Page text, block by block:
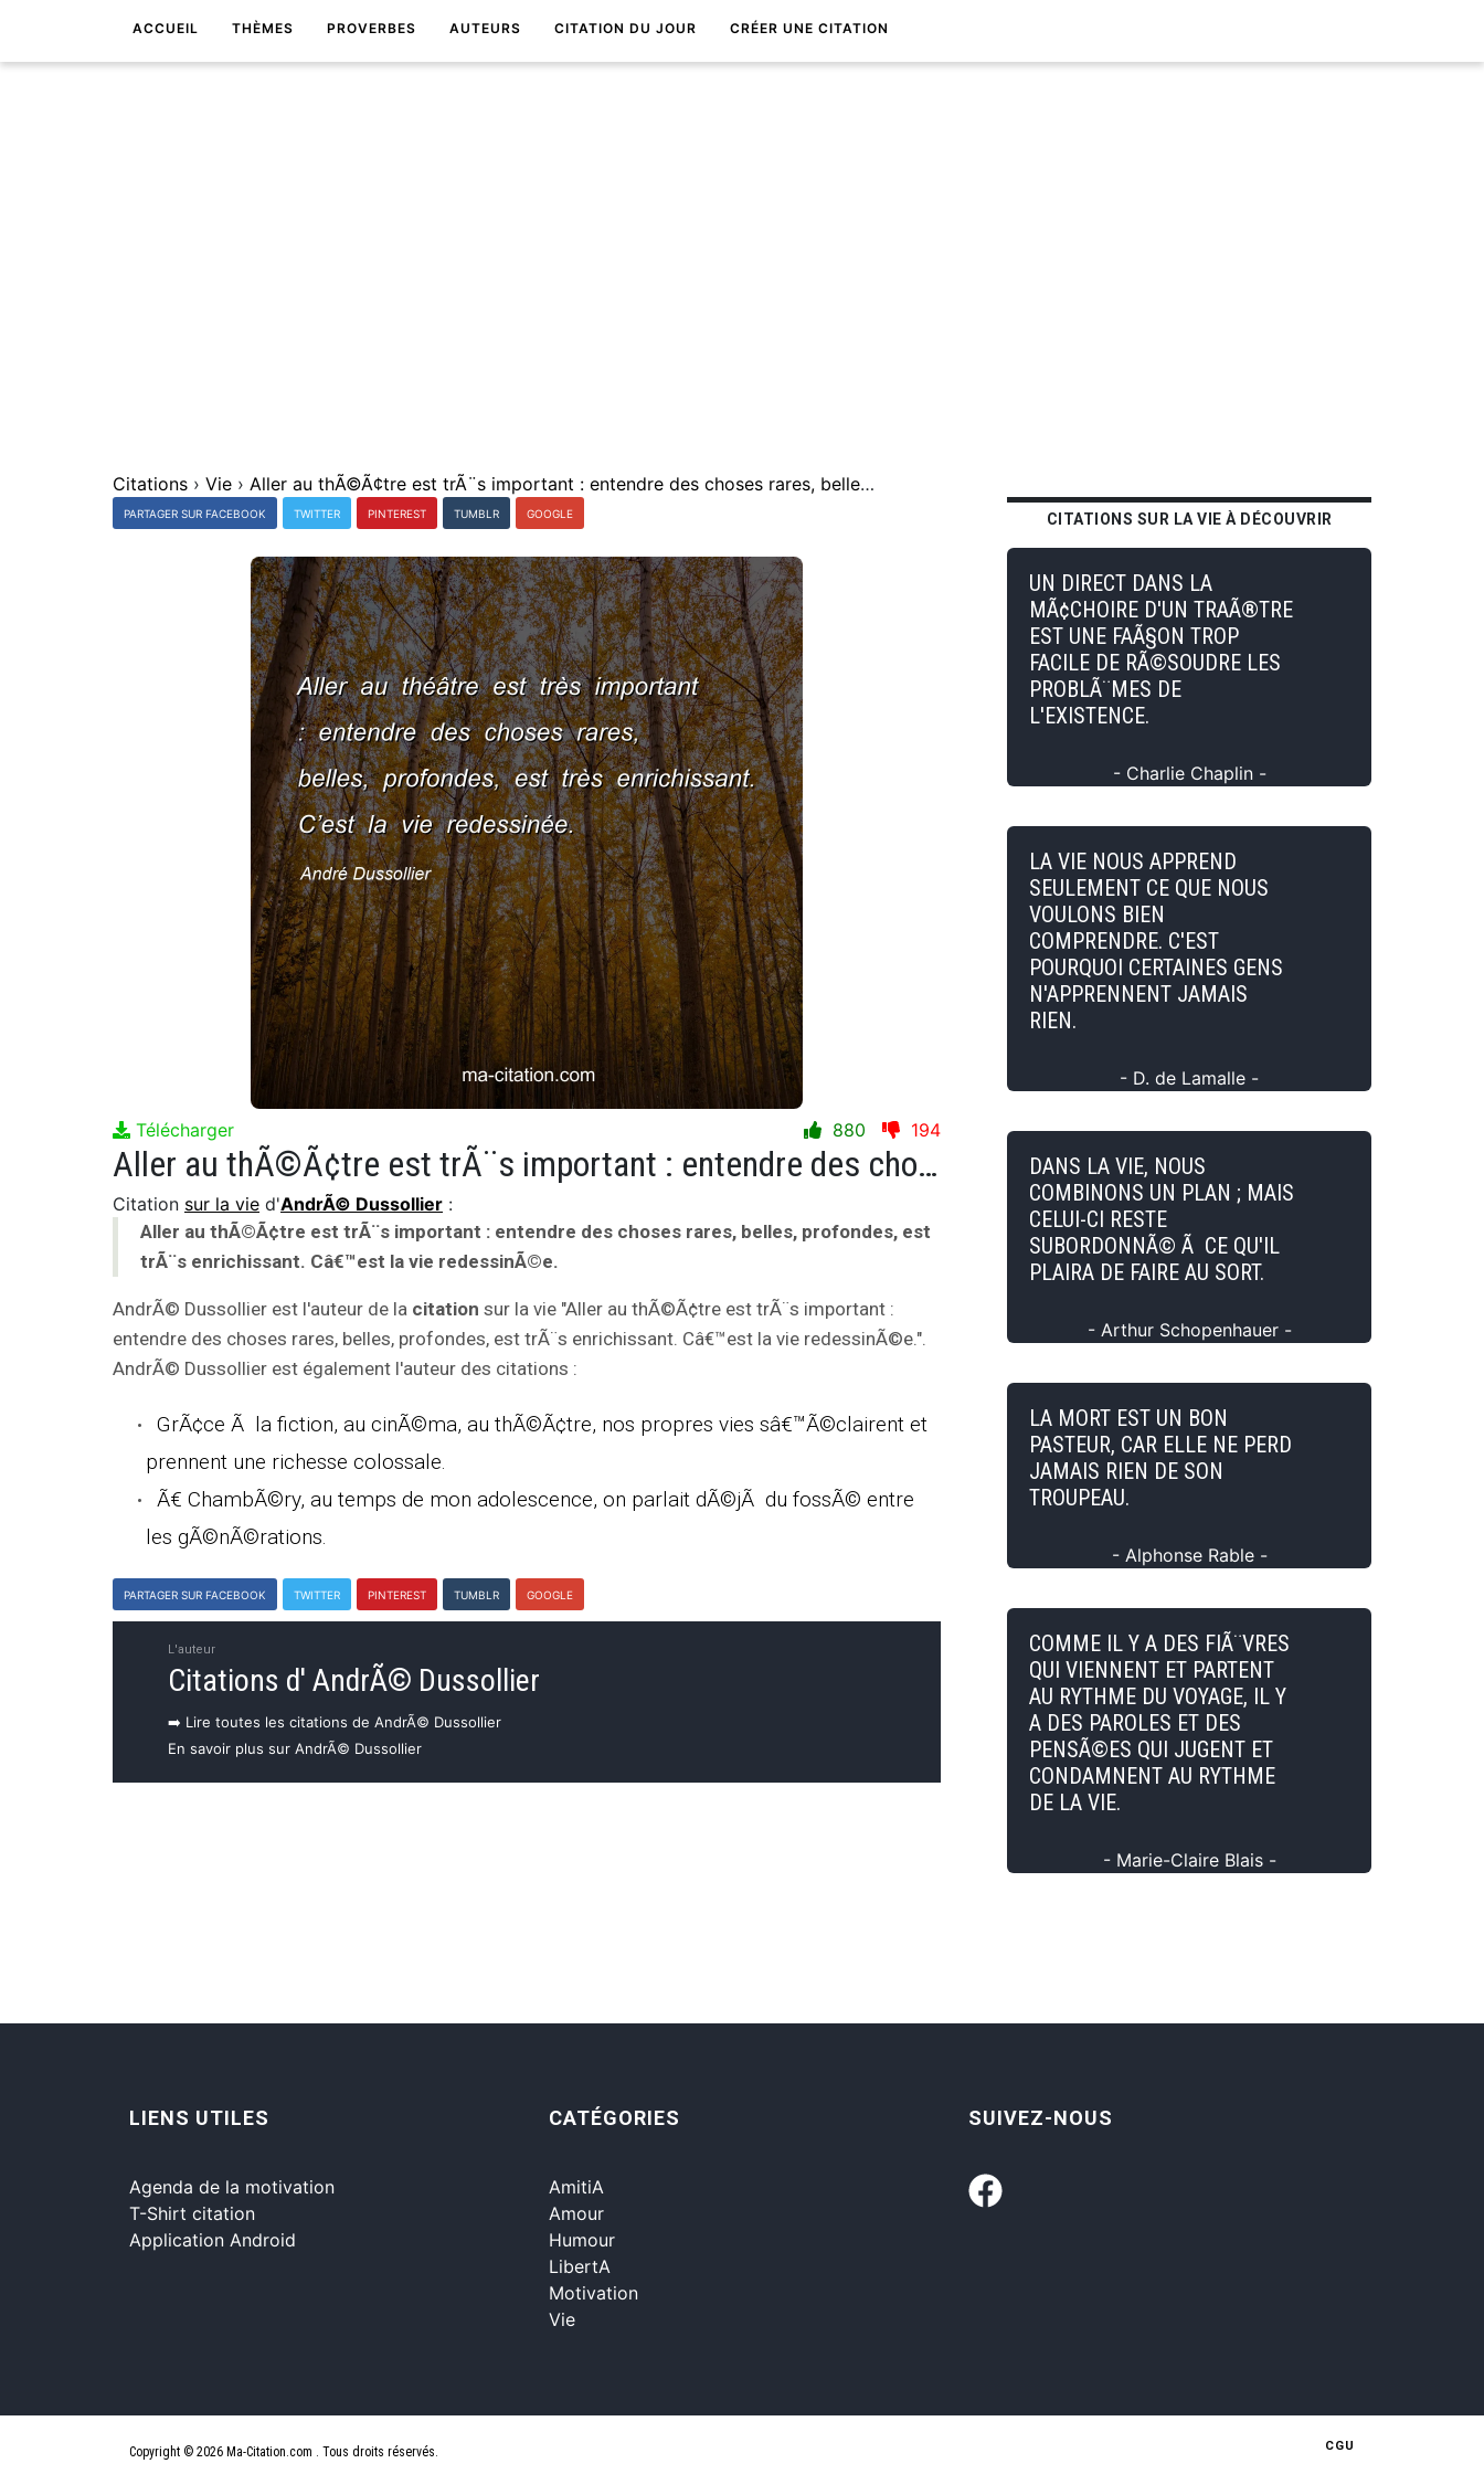
ACCUEIL THÈMES PROVERBES AUTEURS CITATION DU JOUR CRÉER UNE CITATION
Citations › Vie › Aller au thÃ©Ã¢tre est trÃ¨s important : entendre des choses rares, belles, profondes, est trÃ¨s enrichissant. Câ€™est la vie redessinÃ©e.
PARTAGER SUR FACEBOOK TWITTER PINTEREST TUMBLR GOOGLE
Télécharger 880 194
Aller au thÃ©Ã¢tre est trÃ¨s important : entendre des choses rares, belles, profondes, est trÃ¨s enrichissant. Câ€™est la vie redessinÃ©e.
Citation sur la vie d'AndrÃ© Dussollier :
Aller au thÃ©Ã¢tre est trÃ¨s important : entendre des choses rares, belles, profondes, est
trÃ¨s enrichissant. Câ€™est la vie redessinÃ©e.
AndrÃ© Dussollier est l'auteur de la citation sur la vie "Aller au thÃ©Ã¢tre est trÃ¨s important :
entendre des choses rares, belles, profondes, est trÃ¨s enrichissant. Câ€™est la vie redessinÃ©e.".
AndrÃ© Dussollier est également l'auteur des citations :
GrÃ¢ce Ã la fiction, au cinÃ©ma, au thÃ©Ã¢tre, nos propres vies sâ€™Ã©clairent et
prennent une richesse colossale.
Ã€ ChambÃ©ry, au temps de mon adolescence, on parlait dÃ©jÃ du fossÃ© entre
les gÃ©nÃ©rations.
PARTAGER SUR FACEBOOK TWITTER PINTEREST TUMBLR GOOGLE
L'auteur
Citations d' AndrÃ© Dussollier
➡️ Lire toutes les citations de AndrÃ© Dussollier
En savoir plus sur AndrÃ© Dussollier
CITATIONS SUR LA VIE À DÉCOUVRIR
UN DIRECT DANS LA
MÃ¢CHOIRE D'UN TRAÃ®TRE
EST UNE FAÃ§ON TROP
FACILE DE RÃ©SOUDRE LES
PROBLÃ¨MES DE
L'EXISTENCE.
- Charlie Chaplin -
LA VIE NOUS APPREND
SEULEMENT CE QUE NOUS
VOULONS BIEN
COMPRENDRE. C'EST
POURQUOI CERTAINES GENS
N'APPRENNENT JAMAIS
RIEN.
- D. de Lamalle -
DANS LA VIE, NOUS
COMBINONS UN PLAN ; MAIS
CELUI-CI RESTE
SUBORDONNÃ© Ã CE QU'IL
PLAIRA DE FAIRE AU SORT.
- Arthur Schopenhauer -
LA MORT EST UN BON
PASTEUR, CAR ELLE NE PERD
JAMAIS RIEN DE SON
TROUPEAU.
- Alphonse Rable -
COMME IL Y A DES FIÃ¨VRES
QUI VIENNENT ET PARTENT
AU RYTHME DU VOYAGE, IL Y
A DES PAROLES ET DES
PENSÃ©ES QUI JUGENT ET
CONDAMNENT AU RYTHME
DE LA VIE.
- Marie-Claire Blais -
LIENS UTILES
Agenda de la motivation
T-Shirt citation
Application Android
CATÉGORIES
AmitiA
Amour
Humour
LibertA
Motivation
Vie
SUIVEZ-NOUS
Copyright © 2026 Ma-Citation.com . Tous droits réservés. CGU